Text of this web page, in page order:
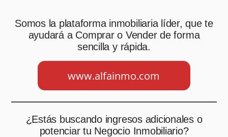
Somos la plataforma inmobiliaria líder, que te
ayudará a Comprar o Vender de forma
sencilla y rápida.
www.alfainmo.com
¿Estás buscando ingresos adicionales o
potenciar tu Negocio Inmobiliario?